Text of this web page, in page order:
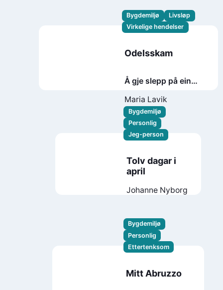
Bygdemiljø
Livsløp
Virkelige hendelser
Odelsskam
Å gje slepp på ein
generasjonar
Maria Lavik
Bygdemiljø
Personlig
Jeg-person
Tolv dagar i
april
Johanne Nyborg
Bygdemiljø
Personlig
Ettertenksom
Mitt Abruzzo